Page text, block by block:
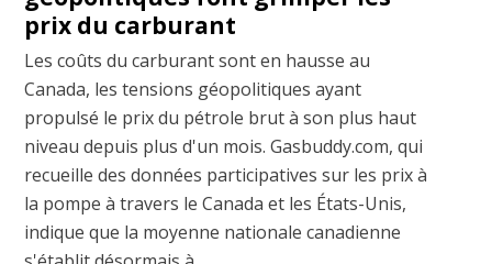
prix du carburant
Les coûts du carburant sont en hausse au
Canada, les tensions géopolitiques ayant
propulsé le prix du pétrole brut à son plus haut
niveau depuis plus d'un mois. Gasbuddy.com, qui
recueille des données participatives sur les prix à
la pompe à travers le Canada et les États-Unis,
indique que la moyenne nationale canadienne